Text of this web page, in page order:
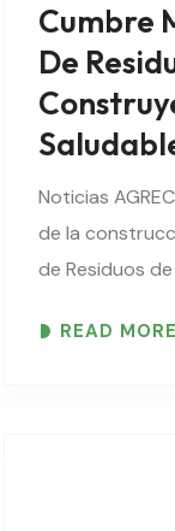
Cumbre
De
Noticias
de la
de Residuos
Municipal de..
READ MORE